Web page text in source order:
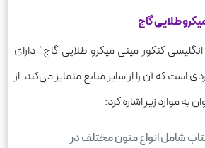
طلایی گاج
کنکور مینی میکرو طلایی گاج" دارای
است که آن را از سایر منابع متمایز می‌کند. از
موارد زیر اشاره کرد:
شامل انواع متون مختلف در